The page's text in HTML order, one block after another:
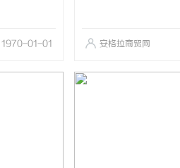
1970-01-01 安格拉商贸网